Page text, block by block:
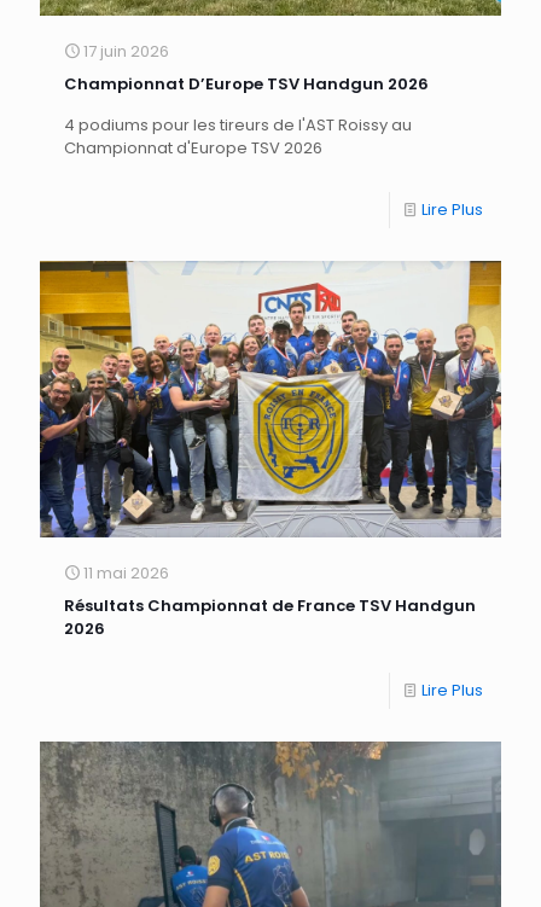
17 juin 2026
Championnat D’Europe TSV Handgun 2026
4 podiums pour les tireurs de l'AST Roissy au
Championnat d'Europe TSV 2026
Lire Plus
11 mai 2026
Résultats Championnat de France TSV Handgun
2026
Lire Plus